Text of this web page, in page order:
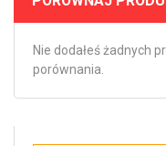
Nie dodałeś żadnych
porównania.